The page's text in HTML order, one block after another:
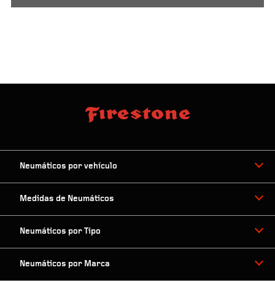
Neumáticos por vehículo
Medidas de Neumáticos
Neumáticos por Tipo
Neumáticos por Marca